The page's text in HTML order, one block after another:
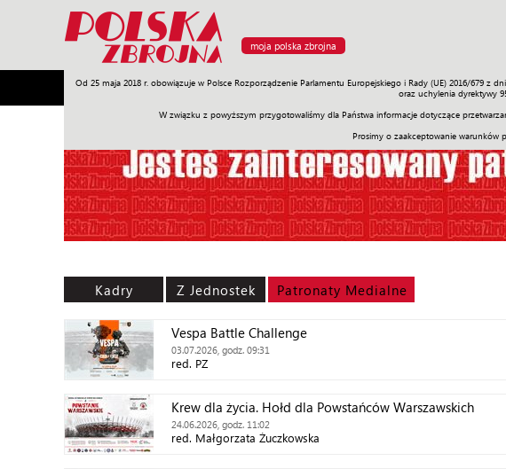
moja polska zbrojna
Od 25 maja 2018 r. obowiązuje w Polsce Rozporządzenie Parlamentu Europejskiego i Rady (UE) 2016/679
oraz uchylenia dyrektywy
W związku z powyższym przygotowaliśmy dla Państwa informacje dotyczące
Prosimy o zaakceptowanie warunków
Armia Poligon Sprzęt Misje Polityka Prawo Świat
Kadry Z Jednostek Patronaty Medialne
Vespa Battle Challenge
03.07.2026, godz. 09:31
red. PZ
Krew dla życia. Hołd dla Powstańców Warszawskich
24.06.2026, godz. 11:02
red. Małgorzata Żuczkowska